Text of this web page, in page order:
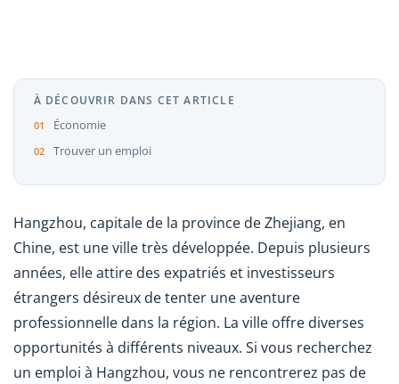
À DÉCOUVRIR DANS CET ARTICLE
Économie
Trouver un emploi
Hangzhou, capitale de la province de Zhejiang, en
Chine, est une ville très développée. Depuis plusieurs
années, elle attire des expatriés et investisseurs
étrangers désireux de tenter une aventure
professionnelle dans la région. La ville offre diverses
opportunités à différents niveaux. Si vous recherchez
un emploi à Hangzhou, vous ne rencontrerez pas de